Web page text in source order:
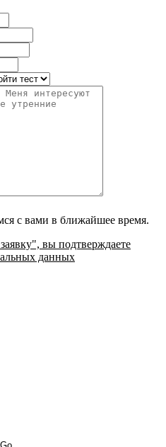
с вами в ближайшее время.
вы подтверждаете
данных